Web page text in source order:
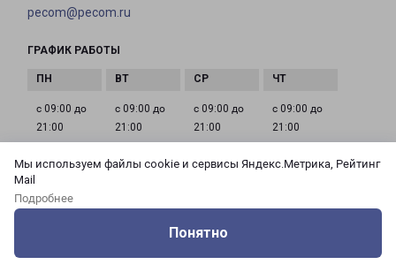
Мы используем файлы cookie и сервисы Яндекс.Метрика, Рейтинг
Mail
Подробнее
Понятно
pecom@pecom.ru
ГРАФИК РАБОТЫ
с 09:00 до
21:00
с 09:00 до
21:00
с 09:00 до
21:00
с 09:00 до
21:00
21:00